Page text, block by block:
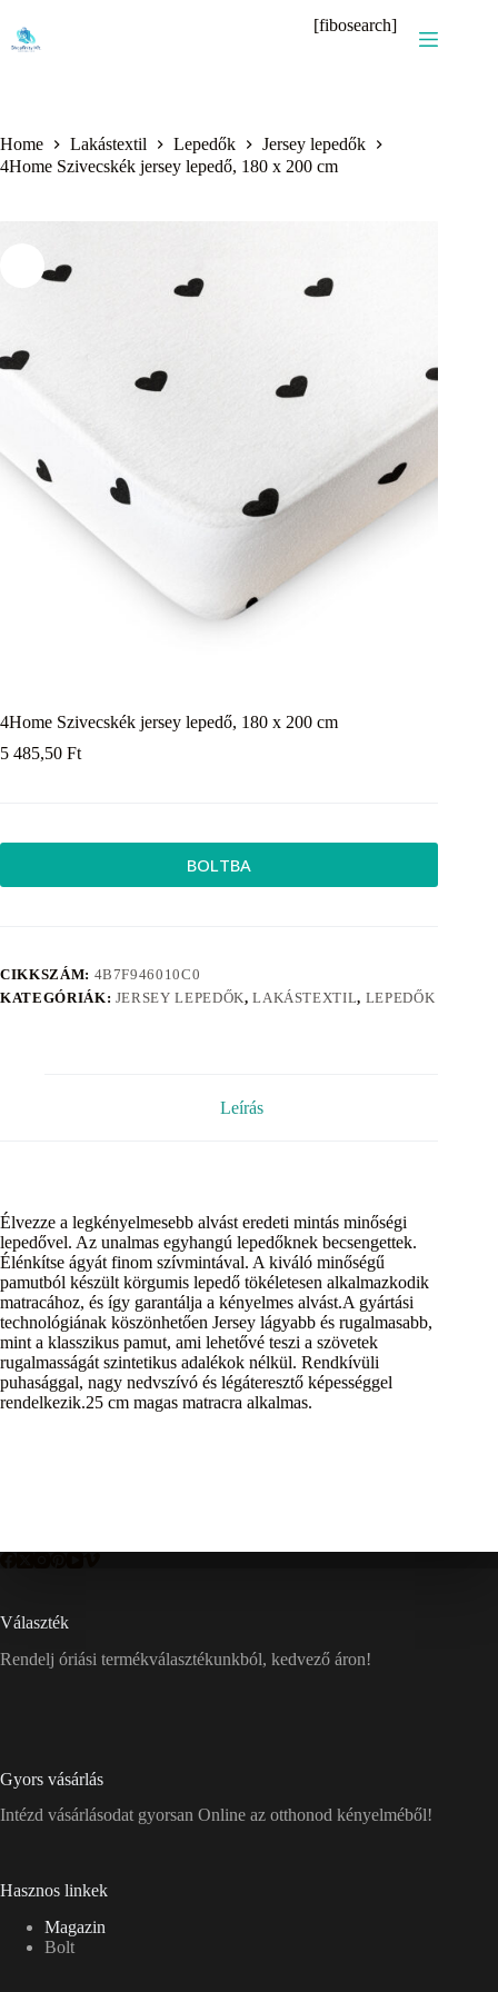
content
[fibosearch]
Home Lakástextil Lepedők
Jersey lepedők
4Home Szivecskék jersey lepedő, 180 x 200 cm
4Home Szivecskék jersey lepedő, 180 x 200 cm
5 485,50 Ft
BOLTBA
CIKKSZÁM: 4B7F946010C0
KATEGÓRIÁK: JERSEY LEPEDŐK,LAKÁSTEXTIL, LEPEDŐK
Leírás
Élvezze a legkényelmesebb alvást eredeti mintás minőségi
lepedővel. Az unalmas egyhangú lepedőknek becsengettek.
Élénkítse ágyát finom szívmintával. A kiváló minőségű
pamutból készült körgumis lepedő tökéletesen alkalmazkodik
matracához, és így garantálja a kényelmes alvást.A gyártási
technológiának köszönhetően Jersey lágyabb és rugalmasabb,
mint a klasszikus pamut, ami lehetővé teszi a szövetek
rugalmasságát szintetikus adalékok nélkül. Rendkívüli
puhasággal, nagy nedvszívó és légáteresztő képességgel
rendelkezik.25 cm magas matracra alkalmas.
Választék
Rendelj óriási termékválasztékunkból, kedvező áron!
Gyors vásárlás
Intézd vásárlásodat gyorsan Online az otthonod kényelméből!
Hasznos linkek
Magazin
Bolt